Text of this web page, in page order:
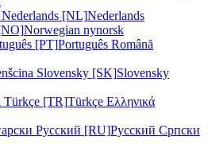
Nederlands [NL]Nederlands
Norwegian nynorsk
[PT]Português Română
Slovensky [SK]Slovensky
Türkçe [TR]Türkçe Ελληνικά
Русский [RU]Русский Српски